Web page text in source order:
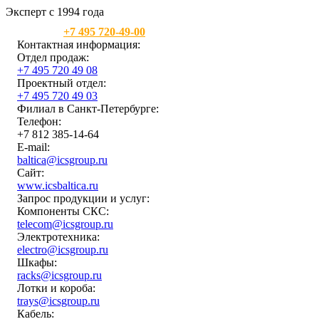
Эксперт с 1994 года
+7 495 720-49-00
Контактная информация:
Отдел продаж:
+7 495 720 49 08
Проектный отдел:
+7 495 720 49 03
Филиал в Санкт-Петербурге:
Телефон:
+7 812 385-14-64
E-mail:
baltica@icsgroup.ru
Сайт:
www.icsbaltica.ru
Запрос продукции и услуг:
Компоненты СКС:
telecom@icsgroup.ru
Электротехника:
electro@icsgroup.ru
Шкафы:
racks@icsgroup.ru
Лотки и короба:
trays@icsgroup.ru
Кабель: